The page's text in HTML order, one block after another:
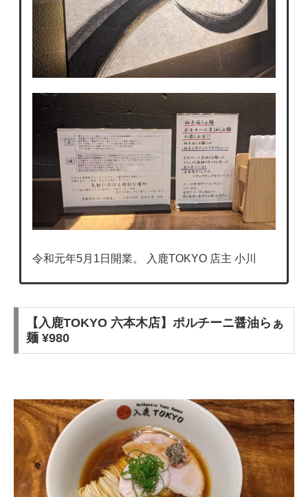
令和元年5月1日開業。 入鹿TOKYO 店主 小川
【入鹿TOKYO 六本木店】ポルチーニ醤油らぁ
麺 ¥980